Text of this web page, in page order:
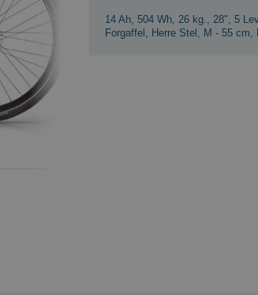
14 Ah, 504 Wh 26 kg. 28" 5
Forgaffel
Herre Stel M - 55 cm